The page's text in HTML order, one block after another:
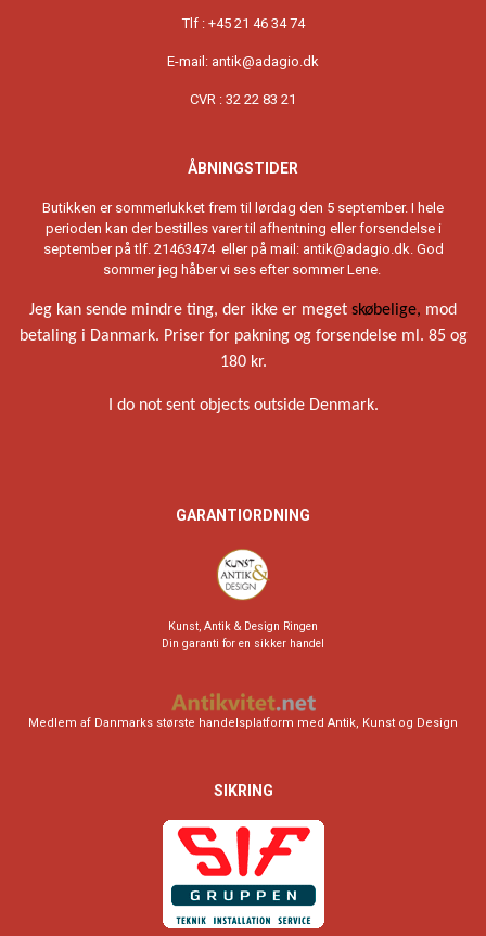
Tlf : +45 21 46 34 74
E-mail: antik@adagio.dk
CVR : 32 22 83 21
ÅBNINGSTIDER
Butikken er sommerlukket frem til lørdag den 5 september. I hele
perioden kan der bestilles varer til afhentning eller forsendelse i
september på tlf. 21463474 eller på mail: antik@adagio.dk . God
sommer jeg håber vi ses efter sommer Lene.
Jeg kan sende mindre ting, der ikke er meget skøbelige, mod
betaling i Danmark. Priser for pakning og forsendelse ml. 85 og
180 kr.
I do not sent objects outside Denmark.
GARANTIORDNING
Kunst, Antik & Design Ringen
Din garanti for en sikker handel
Medlem af Danmarks største handelsplatform med Antik, Kunst og Design
SIKRING